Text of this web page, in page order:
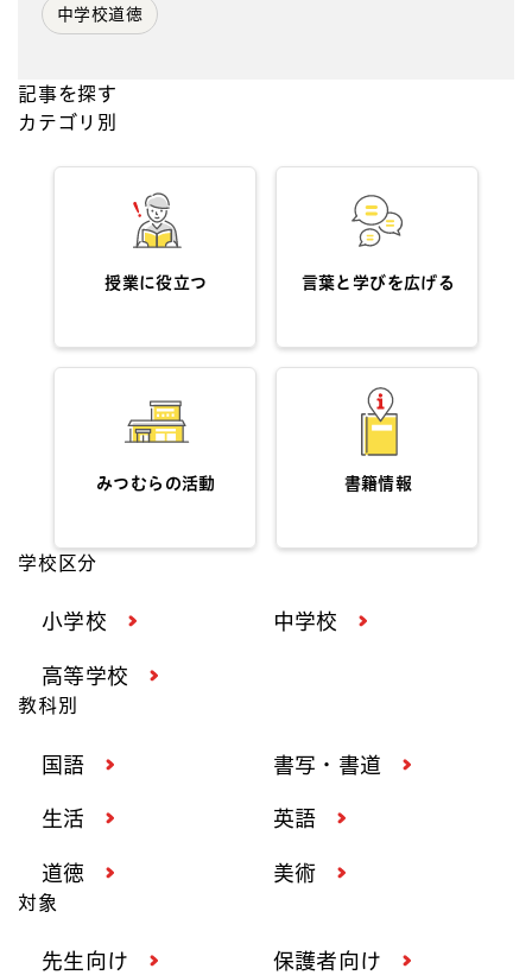
中学校道徳
記事を探す
カテゴリ別
授業に役立つ 言葉と学びを広げる
みつむらの活動 書籍情報
学校区分
小学校 中学校
高等学校
教科別
国語 書写・書道
生活 英語
道徳 美術
対象
先生向け 保護者向け